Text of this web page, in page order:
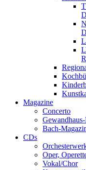
Magazine
Concerto
Bach-
CDs
Oper,
Vokal/Chor